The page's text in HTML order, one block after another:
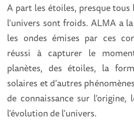
A part les étoiles, presque tous
l’univers sont froids. ALMA a
les ondes émises par ces
réussi à capturer le
planètes, des étoiles, la
solaires et d’autres
de connaissance sur
l’évolution de l’univers.